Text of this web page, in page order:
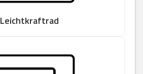
Leichtkraftrad